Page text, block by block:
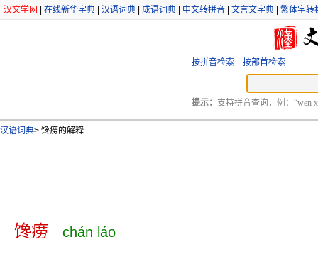
汉文学网 在线新华字典 汉语词典 成语词典 中文转拼音 文言文字典 繁体字转
按拼音检索 按部首检索
提示： 支持拼音查询，例：“wen
汉语词典> 馋痨的解释
馋痨 chán láo